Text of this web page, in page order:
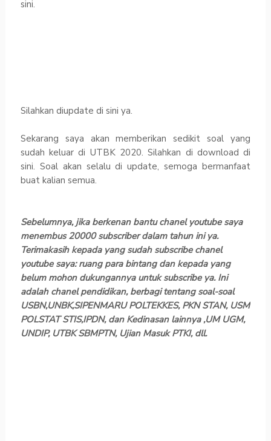
sini.
Silahkan diupdate di sini ya.
Sekarang saya akan memberikan sedikit soal yang
sudah keluar di UTBK 2020. Silahkan di download di
sini. Soal akan selalu di update, semoga bermanfaat
buat kalian semua.
Sebelumnya, jika berkenan bantu chanel youtube saya
menembus 20000 subscriber dalam tahun ini ya.
Terimakasih kepada yang sudah subscribe chanel
youtube saya: ruang para bintang dan kepada yang
belum mohon dukungannya untuk subscribe ya. Ini
adalah chanel pendidikan, berbagi tentang soal-soal
USBN,UNBK,SIPENMARU POLTEKKES, PKN STAN, USM
POLSTAT STIS,IPDN, dan Kedinasan lainnya ,UM UGM,
UNDIP, UTBK SBMPTN, Ujian Masuk PTKI, dll.